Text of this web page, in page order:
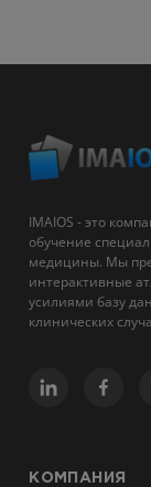
IMAIOS - это
обучение
медицины. Мы
интерактивные
усилиями базу
клинических
КОМПАНИЯ